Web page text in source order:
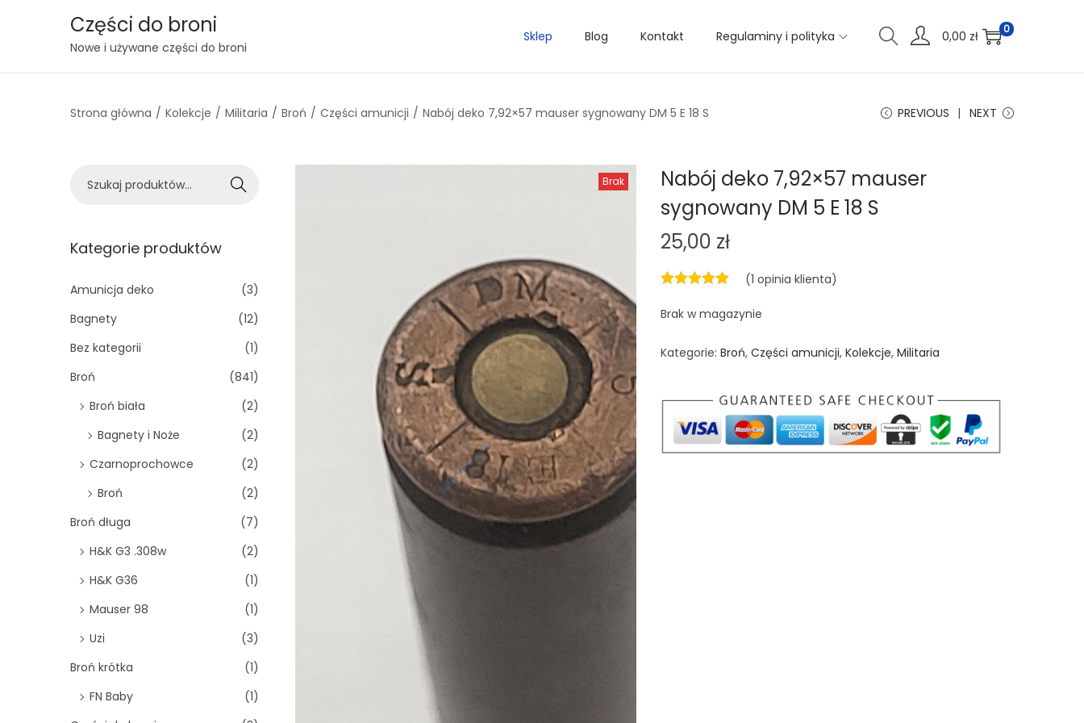
S
p
i
a
t
i
n
S
p
t
n
t
Części do broni
Nowe i używane części do broni
Sklep Blog Kontakt Regulaminy i polityka 0,00 zł 0
Strona główna / Kolekcje / Militaria / Broń / Części amunicji / Nabój deko 7,92×57 mauser sygnowany DM 5 E 18 S PREVIOUS NEXT
Brak
Nabój deko 7,92×57 mauser
sygnowany DM 5 E 18 S
25,00 zł
(1 opinia klienta)
Brak w magazynie
Kategorie: Broń, Części amunicji, Kolekcje, Militaria
k
j
:
Szukaj
Kategorie produktów
Amunicja deko
(3)
Bagnety
(12)
Bez kategorii
(1)
Broń
(841)
Broń biała
(2)
Bagnety i Noże
(2)
Czarnoprochowce
(2)
Broń
(2)
Broń długa
(7)
H&K G3 .308w
(2)
H&K G36
(1)
Mauser 98
(1)
Uzi
(3)
Broń krótka
(1)
FN Baby
(1)